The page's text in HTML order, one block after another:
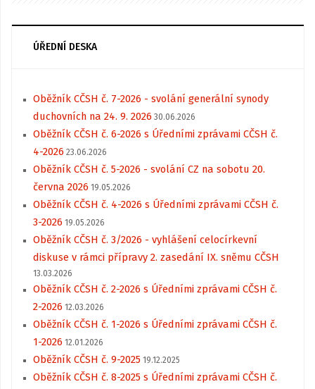
ÚŘEDNÍ DESKA
Oběžník CČSH č. 7-2026 - svolání generální synody
duchovních na 24. 9. 2026 30.06.2026
Oběžník CČSH č. 6-2026 s Úředními zprávami CČSH č.
4-2026 23.06.2026
Oběžník CČSH č. 5-2026 - svolání CZ na sobotu 20.
června 2026 19.05.2026
Oběžník CČSH č. 4-2026 s Úředními zprávami CČSH č.
3-2026 19.05.2026
Oběžník CČSH č. 3/2026 - vyhlášení celocírkevní
diskuse v rámci přípravy 2. zasedání IX. sněmu CČSH
13.03.2026
Oběžník CČSH č. 2-2026 s Úředními zprávami CČSH č.
2-2026 12.03.2026
Oběžník CČSH č. 1-2026 s Úředními zprávami CČSH č.
1-2026 12.01.2026
Oběžník CČSH č. 9-2025 19.12.2025
Oběžník CČSH č. 8-2025 s Úředními zprávami CČSH č.